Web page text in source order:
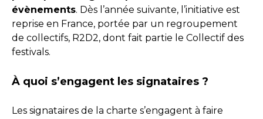
évènements. Dès l’année suivante, l’initiative est
reprise en France, portée par un regroupement
de collectifs, R2D2, dont fait partie le Collectif des
festivals.
À quoi s’engagent les signataires ?
Les signataires de la charte s’engagent à faire